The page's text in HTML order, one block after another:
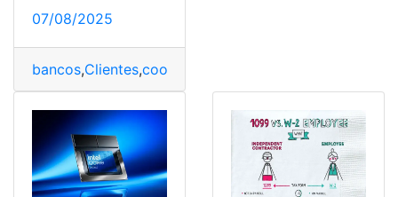
07/08/2025
bancos,Clientes,cooperativas